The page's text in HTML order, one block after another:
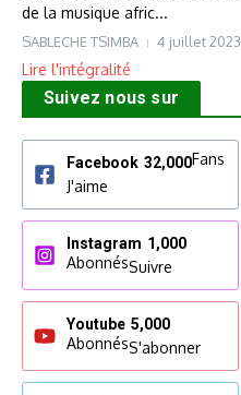
de la musique afric...
SABLECHE TSIMBA 4 juillet 2023
Lire l'intégralité
Suivez nous sur
Facebook 32,000Fans
J'aime
Instagram 1,000
AbonnésSuivre
Youtube 5,000
AbonnésS'abonner